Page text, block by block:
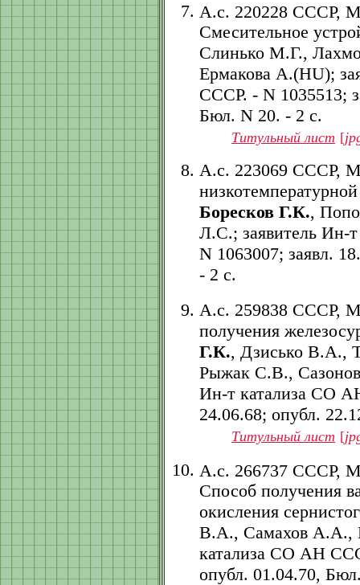
А.с. 220228 СССР,
Смесительное
Слинько М.Г.,
Ермакова А.(HU);
СССР. - N 1035513;
Бюл. N 20. - 2 с.
Титульный лист [
А.с. 223069 СССР,
Боресков Г.К.,
Л.С.; заявитель
N 1063007; заявл.
- 2 с.
А.с. 259838 СССР,
получения
Г.К., Дзисько В.А.,
Рыжак С.В.,
Ин-т катализа СО
24.06.68; опубл.
Титульный лист [
А.с. 266737 СССР,
Способ получения
окисления
В.А., Самахов А.А.,
катализа СО АН
опубл. 01.04.70,